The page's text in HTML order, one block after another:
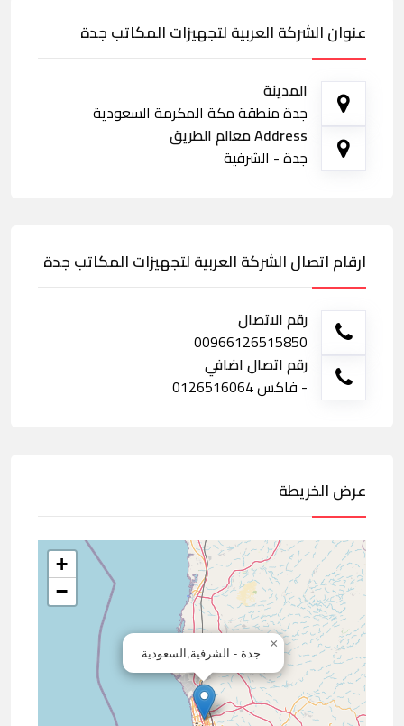
عنوان الشركة العربية لتجهيزات المكاتب جدة
المدينة
جدة منطقة مكة المكرمة السعودية
Address معالم الطريق
جدة - الشرفية
ارقام اتصال الشركة العربية لتجهيزات المكاتب جدة
رقم الاتصال
00966126515850
رقم اتصال اضافي
- فاكس 0126516064
عرض الخريطة
جدة - الشرفية,السعودية
×
+
−